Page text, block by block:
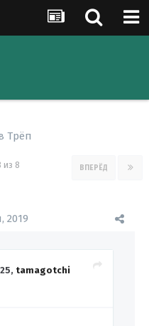
Трёп
ВПЕРЁД
из 8
2019
tamagotchi